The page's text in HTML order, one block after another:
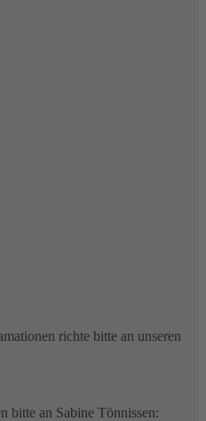
richte bitte an unseren
bitte an Sabine Tönnissen: